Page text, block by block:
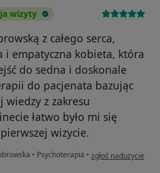
wizyty
z całego serca,
empatyczna kobieta, która
do sedna i doskonale
do pacjenata bazując
wiedzy z zakresu
łatwo było mi się
wizycie.
• Psychoterapia • w opinii
zgłoś nadużycie